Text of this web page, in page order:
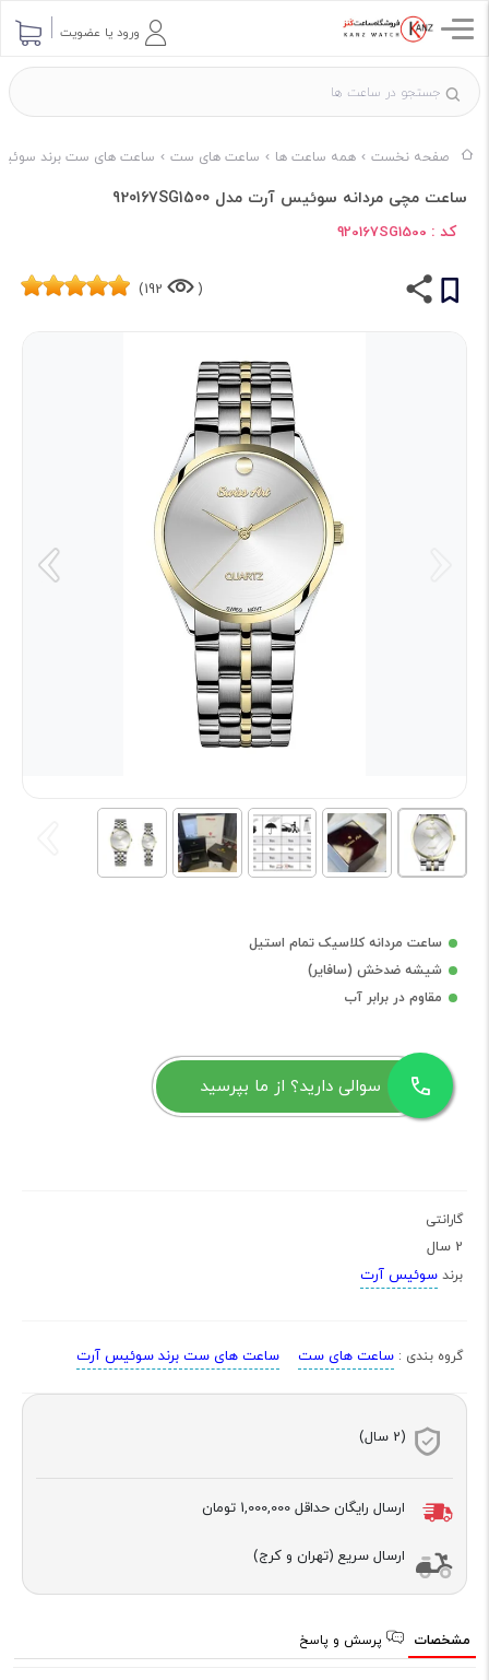
ورود یا عضویت
صفحه نخست همه ساعت ها ساعت های ست ساعت های ست برند
ساعت مچی مردانه سوئیس آرت مدل 920167SG1500
کد : 920167SG1500
(
192)
ساعت مردانه کلاسیک تمام استیل
شیشه ضدخش (سافایر)
مقاوم در برابر آب
سوالی دارید؟ از ما بپرسید
گارانتی
2 سال
برند سوئیس آرت
گروه بندی : ساعت های ست ساعت های ست برند سوئیس آرت
(2 سال)
ارسال رایگان حداقل 1,000,000 تومان
ارسال سریع (تهران و کرج)
مشخصات پرسش و پاسخ